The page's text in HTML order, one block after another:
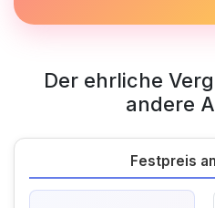
Der ehrliche
andere
Festpreis